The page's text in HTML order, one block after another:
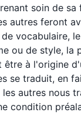
soin de
autres feront
vocabulaire,
ou de style, la
être à l'origine
se traduit, en
autres nous
condition